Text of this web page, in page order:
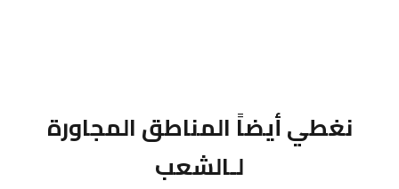
نغطي أيضاً المناطق المجاورة
لـالشعب